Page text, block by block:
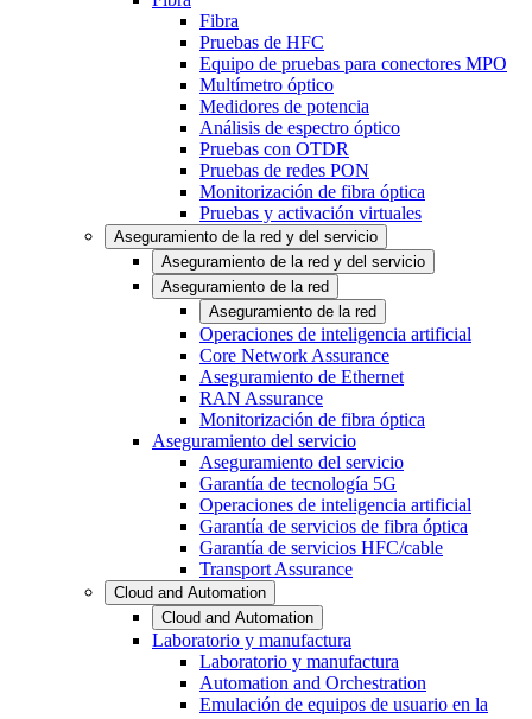
Fibra
Pruebas de HFC
Equipo de pruebas para conectores MPO
Multímetro óptico
Medidores de potencia
Análisis de espectro óptico
Pruebas con OTDR
Pruebas de redes PON
Monitorización de fibra óptica
Pruebas y activación virtuales
Aseguramiento de la red y del servicio
Aseguramiento de la red y del servicio
Aseguramiento de la red
Aseguramiento de la red
Operaciones de inteligencia artificial
Core Network Assurance
Aseguramiento de Ethernet
RAN Assurance
Monitorización de fibra óptica
Aseguramiento del servicio
Aseguramiento del servicio
Garantía de tecnología 5G
Operaciones de inteligencia artificial
Garantía de servicios de fibra óptica
Garantía de servicios HFC/cable
Transport Assurance
Cloud and Automation
Cloud and Automation
Laboratorio y manufactura
Laboratorio y manufactura
Automation and Orchestration
Emulación de equipos de usuario en la